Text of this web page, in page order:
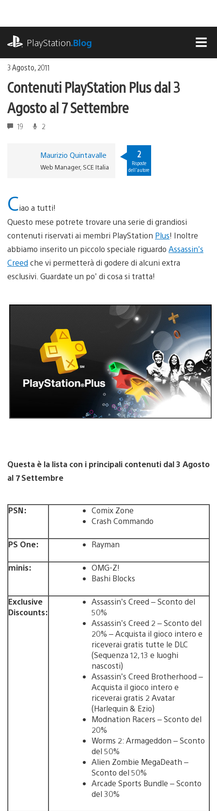
contenuto
PlayStation.Blog
3 Agosto, 2011
Contenuti PlayStation Plus dal 3
Agosto al 7 Settembre
19 2
Maurizio Quintavalle
Web Manager, SCE Italia
2
Risposte
dell'autore
Ciao a tutti!
Questo mese potrete trovare una serie di grandiosi
contenuti riservati ai membri PlayStation Plus! Inoltre
abbiamo inserito un piccolo speciale riguardo Assassin’s
Creed che vi permetterà di godere di alcuni extra
esclusivi. Guardate un po’ di cosa si tratta!
Questa è la lista con i principali contenuti dal 3 Agosto
al 7 Settembre
PSN:
Comix Zone
Crash Commando
PS One: Rayman
minis:
OMG-Z!
Bashi Blocks
Exclusive
Discounts:
Assassin’s Creed – Sconto del
50%
Assassin’s Creed 2 – Sconto del
20% – Acquista il gioco intero e
riceverai gratis tutte le DLC
(Sequenza 12, 13 e luoghi
nascosti)
Assassin’s Creed Brotherhood –
Acquista il gioco intero e
riceverai gratis 2 Avatar
(Harlequin & Ezio)
Modnation Racers – Sconto del
20%
Worms 2: Armageddon – Sconto
del 50%
Alien Zombie MegaDeath –
Sconto del 50%
Arcade Sports Bundle – Sconto
del 30%